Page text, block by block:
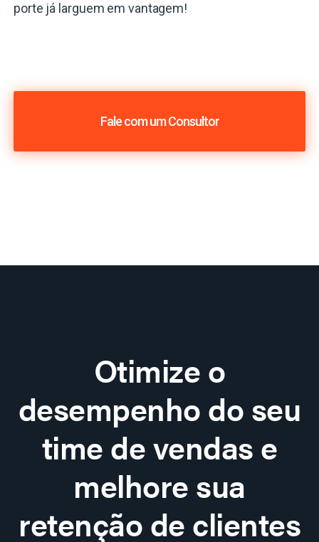
porte já larguem em vantagem!
Fale com um Consultor
Otimize o
desempenho do seu
time de vendas e
melhore sua
retenção de clientes